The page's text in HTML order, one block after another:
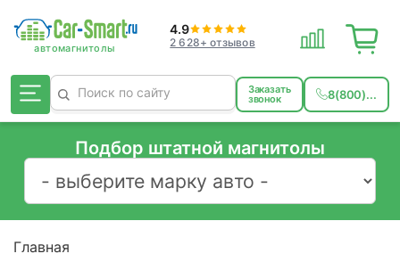
4.9
2 628+ отзывов
Заказать
звонок 8(800)...
Подбор штатной магнитолы
Главная